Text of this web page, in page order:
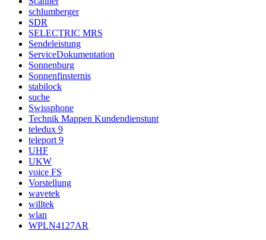
schlumberger
SDR
SELECTRIC MRS
Sendeleistung
ServiceDokumentation
Sonnenburg
Sonnenfinsternis
stabilock
suche
Swissphone
Technik Mappen Kundendienstunt
teledux 9
teleport 9
UHF
UKW
voice FS
Vorstellung
wavetek
willtek
wlan
WPLN4127AR